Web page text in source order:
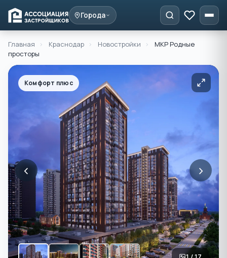
Города
Главная › Краснодар › Новостройки ›
МКР Родные
просторы
Комфорт плюс
‹ ›